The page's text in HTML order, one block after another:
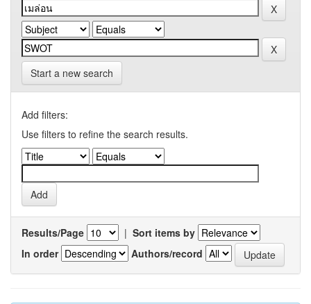
Start a new search
Add filters:
Use filters to refine the search results.
Results/Page | Sort items by
In order
Authors/record